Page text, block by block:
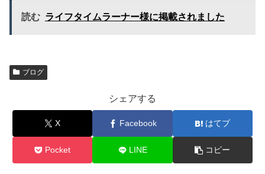
読む ライフタイムラーナー様に掲載されました
ブログ
シェアする
X Facebook はてブ
Pocket LINE コピー